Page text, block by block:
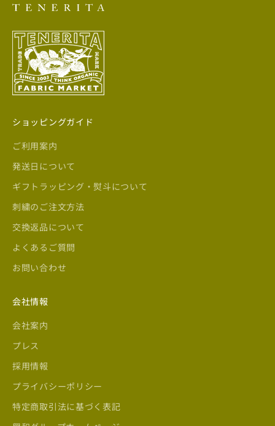
ショッピングガイド
ご利用案内
発送日について
ギフトラッピング・熨斗について
刺繍のご注文方法
交換返品について
よくあるご質問
お問い合わせ
会社情報
会社案内
プレス
採用情報
プライバシーポリシー
特定商取引法に基づく表記